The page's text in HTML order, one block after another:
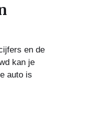
en de
kan je
auto is